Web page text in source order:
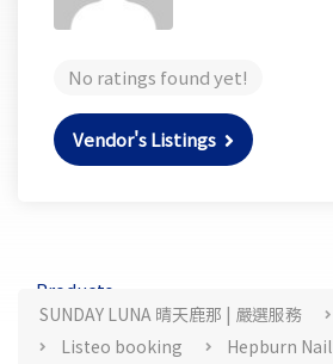
No ratings found yet!
Vendor's Listings
Products
SUNDAY LUNA 晴天鹿那 | 嚴選服務
Listeo booking
Hepburn Nail